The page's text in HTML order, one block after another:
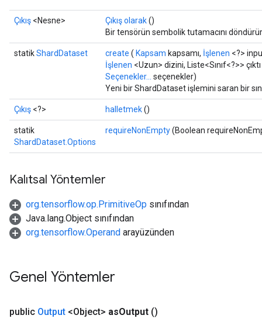
Çıkış <Nesne> Çıkış olarak()
Bir tensörün sembolik tutamacını
statikShardDataset create ( Kapsam kapsamı, İşlenen <?>
İşlenen <Uzun> dizini, Liste<Sınıf<?>>
Seçenekler...
seçenekler)
Yeni bir ShardDataset işlemini saran bir
Çıkış <?> halletmek()
statik
ShardDataset.Options
requireNonEmpty(Boolean
Kalıtsal Yöntemler
org.tensorflow.op.PrimitiveOp sınıfından
Java.lang.Object sınıfından
org.tensorflow.Operand arayüzünden
Genel Yöntemler
public Output <Object> asOutput ()